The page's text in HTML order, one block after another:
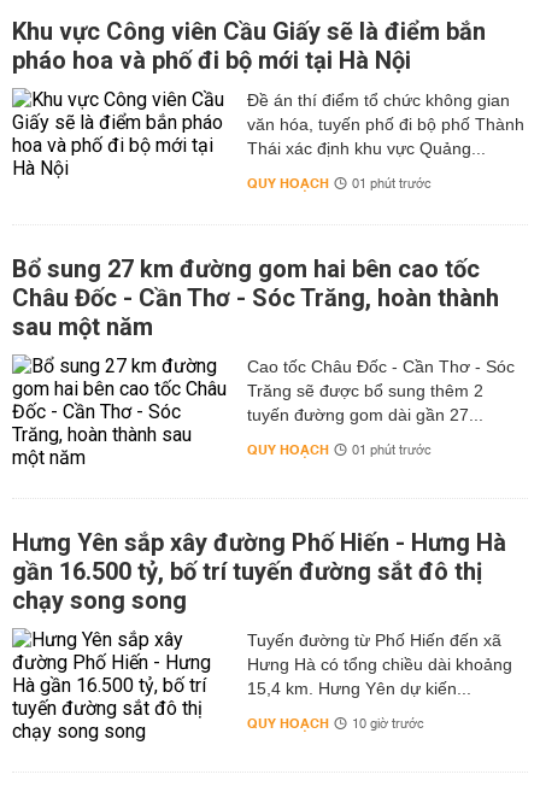
Khu vực Công viên Cầu Giấy sẽ là điểm bắn
pháo hoa và phố đi bộ mới tại Hà Nội
Đề án thí điểm tổ chức không gian
văn hóa, tuyến phố đi bộ phố Thành
Thái xác định khu vực Quảng...
QUY HOẠCH 01 phút trước
Bổ sung 27 km đường gom hai bên cao tốc
Châu Đốc - Cần Thơ - Sóc Trăng, hoàn thành
sau một năm
Cao tốc Châu Đốc - Cần Thơ - Sóc
Trăng sẽ được bổ sung thêm 2
tuyến đường gom dài gần 27...
QUY HOẠCH 01 phút trước
Hưng Yên sắp xây đường Phố Hiến - Hưng Hà
gần 16.500 tỷ, bố trí tuyến đường sắt đô thị
chạy song song
Tuyến đường từ Phố Hiến đến xã
Hưng Hà có tổng chiều dài khoảng
15,4 km. Hưng Yên dự kiến...
QUY HOẠCH 10 giờ trước